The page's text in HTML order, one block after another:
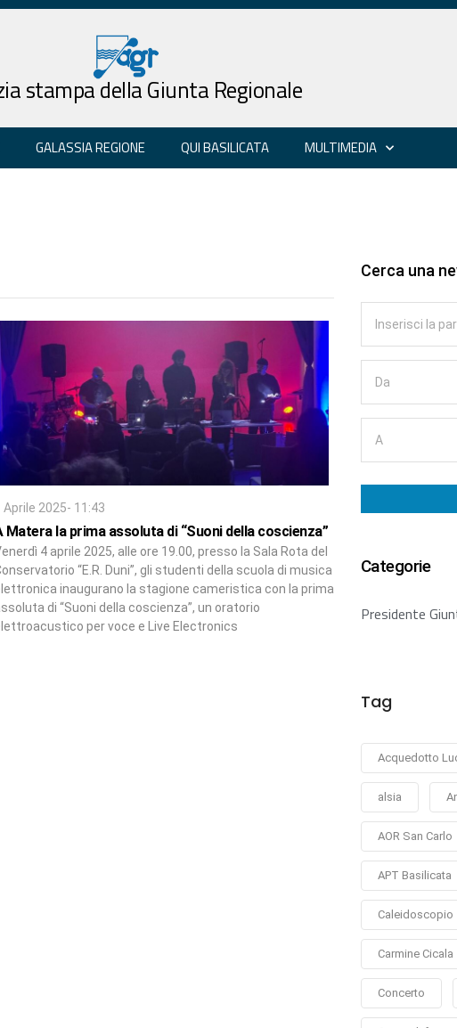
stampa della Giunta Regionale
GALASSIA REGIONE QUI BASILICATA MULTIMEDIA
Aprile 2025- 11:43
Matera la prima assoluta di “Suoni della coscienza”
4 aprile 2025, alle ore 19.00, presso la Sala Rota del
“E.R. Duni”, gli studenti della scuola di musica
inaugurano la stagione cameristica con la prima
di “Suoni della coscienza”, un oratorio
per voce e Live Electronics
Cerca una
Categorie
Presidente
Tag
Acquedotto
alsia
AOR San Carlo
APT Basilicata
Caleidoscopio
Carmine Cicala
Concerto